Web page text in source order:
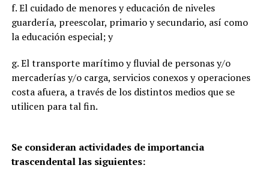
f. El cuidado de menores y educación de niveles
guardería, preescolar, primario y secundario, así como
la educación especial; y
g. El transporte marítimo y fluvial de personas y/o
mercaderías y/o carga, servicios conexos y operaciones
costa afuera, a través de los distintos medios que se
utilicen para tal fin.
Se consideran actividades de importancia
trascendental las siguientes: